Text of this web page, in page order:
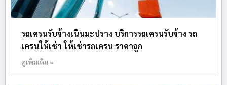
รถเครนรับจ้างเนินมะปราง บริการรถเครนรับจ้าง รถ
เครนให้เช่า ให้เช่ารถเครน ราคาถูก
ดูเพิ่มเติม »